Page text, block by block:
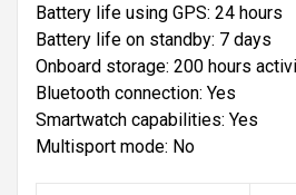
Battery life using GPS: 24 hours
Battery life on standby: 7 days
Onboard storage: 200 hours
Bluetooth connection: Yes
Smartwatch capabilities: Yes
Multisport mode: No